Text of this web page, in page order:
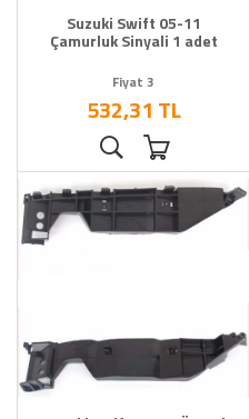
Suzuki Swift 05-11
Çamurluk Sinyali 1 adet
Fiyat 3
532,31 TL